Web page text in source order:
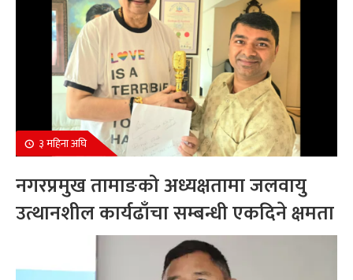
३ महिना अघि
नगरप्रमुख तामाङको अध्यक्षतामा जलवायु
उत्थानशील कार्यढाँचा सम्बन्धी एकदिने क्षमता
अभिवृद्धि कार्यक्रम सम्पन्न